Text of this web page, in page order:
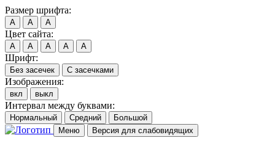
Размер шрифта:
A A A
Цвет сайта:
A A A A A
Шрифт:
Без засечек С засечками
Изображения:
вкл выкл
Интервал между буквами:
Нормальный Средний
Большой
Меню
Версия для слабовидящих